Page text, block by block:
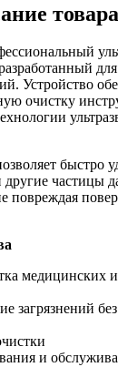
товара
Устройство
очистку
быстро
другие частицы
повреждая
медицинских
загрязнений
и